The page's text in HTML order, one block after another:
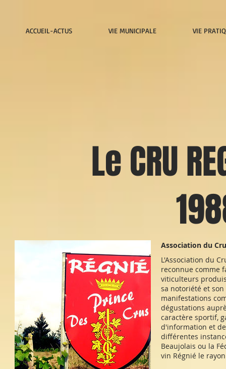
ACCUEIL-ACTUS VIE MUNICIPALE VIE
Le CRU
Association du
L'Association du
reconnue comme
viticulteurs
sa notoriété et
manifestations
dégustations
caractère sportif,
d'information et
différentes
Beaujolais ou la
vin Régnié le